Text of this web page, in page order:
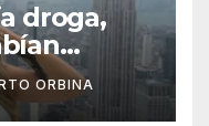
droga,
la
ORBINA